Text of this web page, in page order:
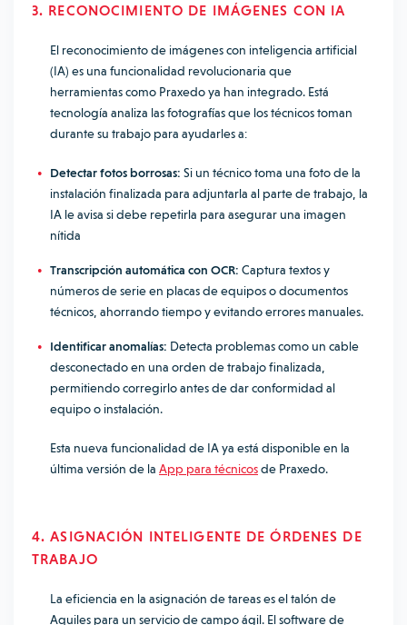
3. RECONOCIMIENTO DE IMÁGENES CON IA
El reconocimiento de imágenes con inteligencia artificial
(IA) es una funcionalidad revolucionaria que
herramientas como Praxedo ya han integrado. Está
tecnología analiza las fotografías que los técnicos toman
durante su trabajo para ayudarles a:
Detectar fotos borrosas: Si un técnico toma una foto de la
instalación finalizada para adjuntarla al parte de trabajo, la
IA le avisa si debe repetirla para asegurar una imagen
nítida
Transcripción automática con OCR: Captura textos y
números de serie en placas de equipos o documentos
técnicos, ahorrando tiempo y evitando errores manuales.
Identificar anomalías: Detecta problemas como un cable
desconectado en una orden de trabajo finalizada,
permitiendo corregirlo antes de dar conformidad al
equipo o instalación.
Esta nueva funcionalidad de IA ya está disponible en la
última versión de la App para técnicosde Praxedo.
4. ASIGNACIÓN INTELIGENTE DE ÓRDENES DE
TRABAJO
La eficiencia en la asignación de tareas es el talón de
Aquiles para un servicio de campo ágil. El software de